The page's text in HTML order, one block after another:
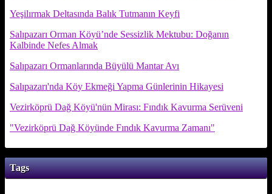
Yeşilırmak Deltasında Balık Tutmanın Keyfi
Salıpazarı Orman Köyü’nde Sessizlik Mektubu: Doğanın
Kalbinde Nefes Almak
Salıpazarı Ormanlarında Büyülü Mantar Avı
Salıpazarı'nda Köy Ekmeği Yapma Günlerinin Hikayesi
Vezirköprü Dağ Köyü'nün Mirası: Fındık Kavurma Serüveni
"Vezirköprü Dağ Köyünde Fındık Kavurma Zamanı"
Tags